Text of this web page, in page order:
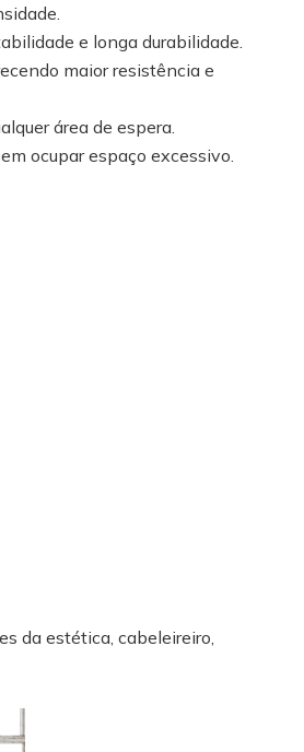
e longa durabilidade.
maior resistência e
área de espera.
ocupar espaço excessivo.
da estética, cabeleireiro,